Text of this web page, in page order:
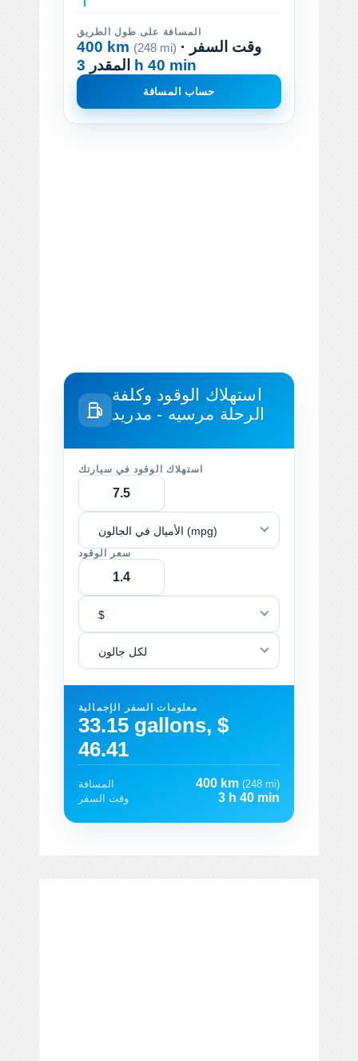
المسافة على طول الطريق
400 km (248 mi) · وقت السفر
المقدر 3 h 40 min
حساب المسافة
استهلاك الوقود وكلفة
الرحلة مرسيه - مدريد
استهلاك الوقود في سيارتك
الأميال في الجالون (mpg)
سعر الوقود
$
لكل جالون
معلومات السفر الإجمالية
33.15 gallons, $
46.41
المسافة 400 km (248 mi)
وقت السفر
3 h 40 min